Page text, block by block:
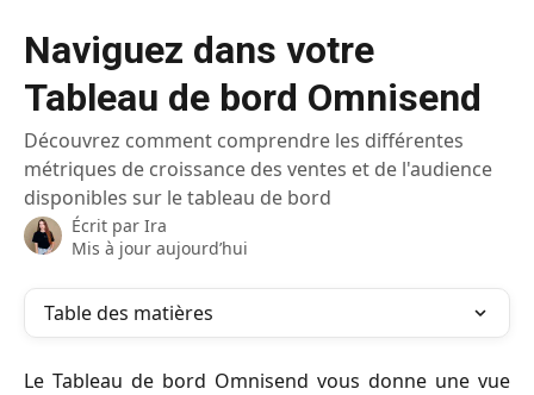
Naviguez dans votre
Tableau de bord Omnisend
Découvrez comment comprendre les différentes
métriques de croissance des ventes et de l'audience
disponibles sur le tableau de bord
Écrit par Ira
Mis à jour aujourd’hui
Table des matières
Le Tableau de bord Omnisend vous donne une vue